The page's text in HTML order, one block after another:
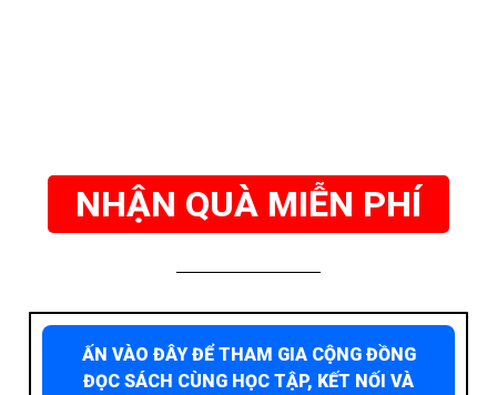
NHẬN QUÀ MIỄN PHÍ
ẤN VÀO ĐÂY ĐỂ THAM GIA CỘNG ĐỒNG
ĐỌC SÁCH CÙNG HỌC TẬP, KẾT NỐI VÀ